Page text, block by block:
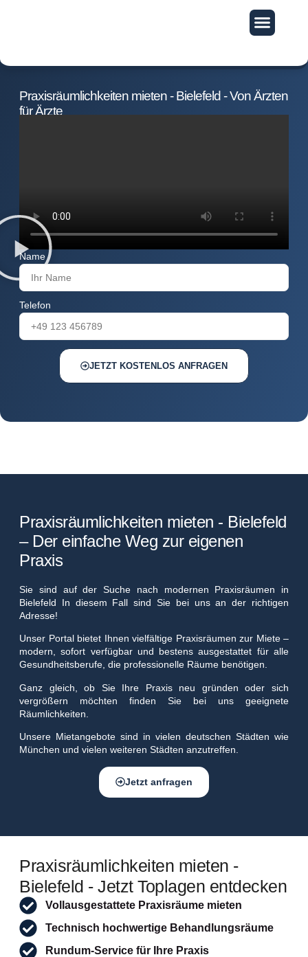
Praxisräumlichkeiten mieten - Bielefeld - Von Ärzten
für Ärzte
Name
Telefon
JETZT KOSTENLOS ANFRAGEN
Praxisräumlichkeiten mieten - Bielefeld
– Der einfache Weg zur eigenen
Praxis
Sie sind auf der Suche nach modernen Praxisräumen in
Bielefeld In diesem Fall sind Sie bei uns an der richtigen
Adresse!
Unser Portal bietet Ihnen vielfältige Praxisräumen zur Miete –
modern, sofort verfügbar und bestens ausgestattet für alle
Gesundheitsberufe, die professionelle Räume benötigen.
Ganz gleich, ob Sie Ihre Praxis neu gründen oder sich
vergrößern möchten finden Sie bei uns geeignete
Räumlichkeiten.
Unsere Mietangebote sind in vielen deutschen Städten wie
München und vielen weiteren Städten anzutreffen.
Jetzt anfragen
Praxisräumlichkeiten mieten -
Bielefeld - Jetzt Toplagen entdecken
Vollausgestattete Praxisräume mieten
Technisch hochwertige Behandlungsräume
Rundum-Service für Ihre Praxis